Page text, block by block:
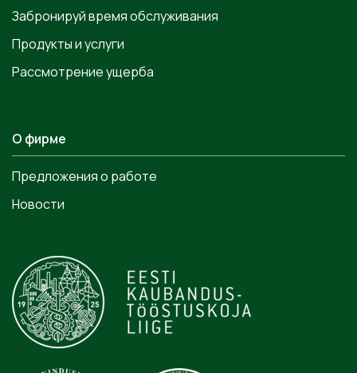
Забронируй время обслуживания
Продукты и услуги
Рассмотрение ущерба
О фирме
Предложения о работе
Новости